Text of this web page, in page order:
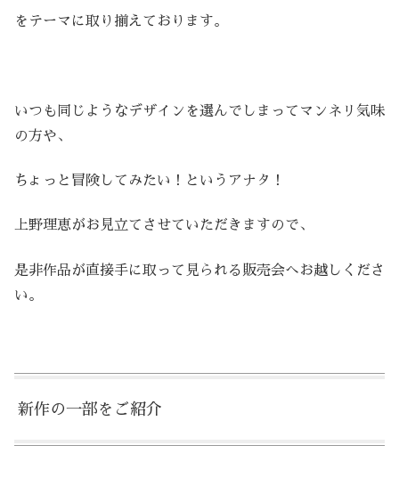
をテーマに取り揃えております。
いつも同じようなデザインを選んでしまってマンネリ気味
の方や、
ちょっと冒険してみたい！というアナタ！
上野理恵がお見立てさせていただきますので、
是非作品が直接手に取って見られる販売会へお越しくださ
い。
新作の一部をご紹介